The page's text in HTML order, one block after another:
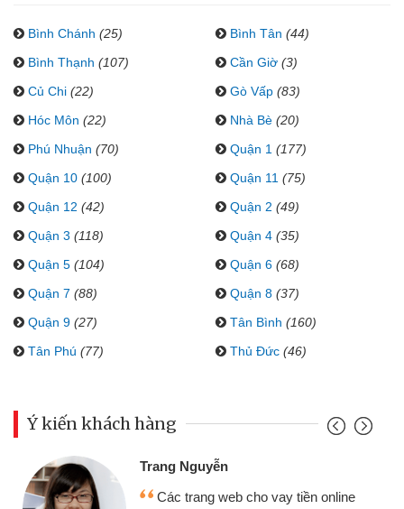
Bình Chánh (25) Bình Tân (44)
Bình Thạnh (107) Cần Giờ (3)
Củ Chi (22) Gò Vấp (83)
Hóc Môn (22) Nhà Bè (20)
Phú Nhuận (70) Quận 1 (177)
Quận 10 (100) Quận 11 (75)
Quận 12 (42) Quận 2 (49)
Quận 3 (118) Quận 4 (35)
Quận 5 (104) Quận 6 (68)
Quận 7 (88) Quận 8 (37)
Quận 9 (27) Tân Bình (160)
Tân Phú (77) Thủ Đức (46)
Ý kiến khách hàng
Trang Nguyễn
Các trang web cho vay tiền online